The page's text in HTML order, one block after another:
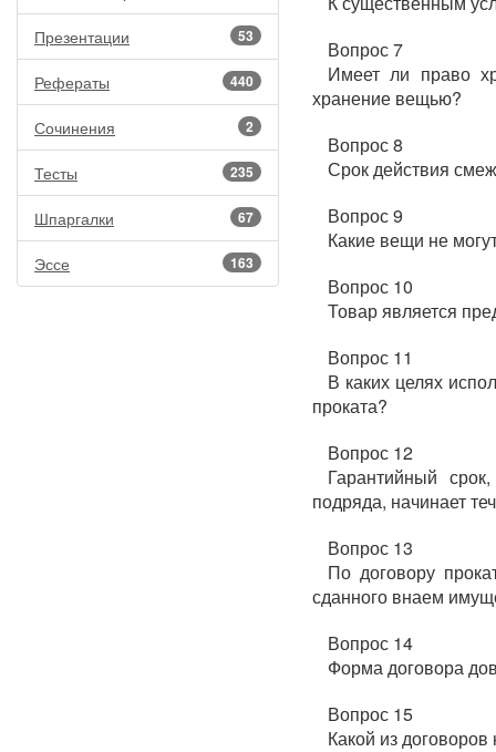
53
Презентации
440
Рефераты
2
Сочинения
235
Тесты
67
Шпаргалки
163
Эссе
Вопрос 7
Имеет ли право
хранение вещью?
Вопрос 8
Срок действия
Вопрос 9
Какие вещи не
Вопрос 10
Товар является
Вопрос 11
В каких целях
проката?
Вопрос 12
Гарантийный
подряда, начинает
Вопрос 13
По договору
сданного внаем
Вопрос 14
Форма договора
Вопрос 15
Какой из